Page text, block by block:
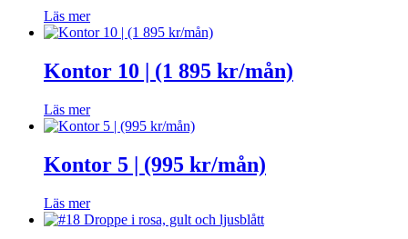
Läs mer
Kontor 10 | (1 895 kr/mån)
Läs mer
Kontor 5 | (995 kr/mån)
Läs mer